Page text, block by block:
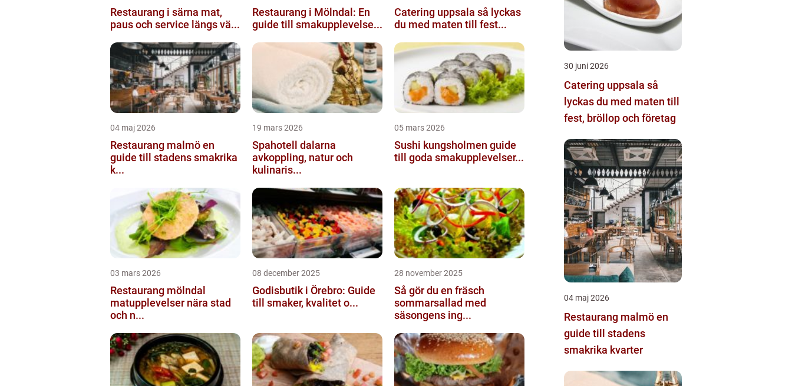
Restaurang i särna mat,
paus och service längs vä...
Restaurang i Mölndal: En
guide till smakupplevelse...
Catering uppsala så lyckas
du med maten till fest...
04 maj 2026
Restaurang malmö en
guide till stadens smakrika
k...
19 mars 2026
Spahotell dalarna
avkoppling, natur och
kulinaris...
05 mars 2026
Sushi kungsholmen guide
till goda smakupplevelser...
03 mars 2026
Restaurang mölndal
matupplevelser nära stad
och n...
08 december 2025
Godisbutik i Örebro: Guide
till smaker, kvalitet o...
28 november 2025
Så gör du en fräsch
sommarsallad med
säsongens ing...
30 juni 2026
Catering uppsala så
lyckas du med maten till
fest, bröllop och företag
04 maj 2026
Restaurang malmö en
guide till stadens
smakrika kvarter